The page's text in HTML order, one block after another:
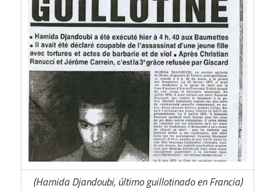
(Hamida Djandoubi, último guillotinado en Francia)